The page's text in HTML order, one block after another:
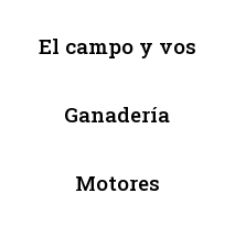
El campo y vos
Ganadería
Motores